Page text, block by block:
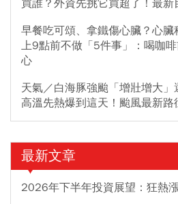
買誰？外資先挑它買超了！最新
早餐吃可頌、拿鐵傷心臟？心
上9點前不做「5件事」：喝咖
心
天氣／白海豚強颱「增壯增大
高溫先熱爆到這天！颱風最新
最新文章
2026年下半年投資展望：狂熱